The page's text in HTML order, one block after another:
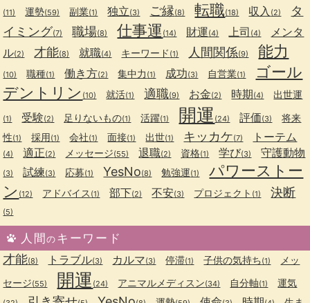
(11) 運勢(59) 副業(1) 独立(3) ご縁(8) 転職(18) 収入 (2)
タ
イミング(7) 職場(8) 仕事運 (14) 財運(4) 上司 (4)
メンタ
ル(2) 才能(8) 就職(4) キーワード (1) 人間関係(9) 能力
(10) 職種(1) 働き方(2) 集中力 (1) 成功(3) 自営業(1)
ゴール
デントリン (10) 就活(1) 適職(9) お金(2) 時期(4) 出世運
(1) 受験(2) 足りないもの(1) 活躍(1) 開運 (24) 評価(3)
将来
性(1) 採用(1) 会社(1) 面接(1) 出世(1) キッカケ(7) トーテム
(4) 適正(2) メッセージ(55) 退職(2) 資格(1) 学び(3) 守護動物
(3) 試練(3) 応募(1) YesNo(8) 勉強運(1)
パワーストー
ン (12) アドバイス (1) 部下(2) 不安(3) プロジェクト (1) 決断
(5)
人間のキーワード
才能(8) トラブル(3) カルマ(3) 停滞(1) 子供の気持ち(1)
メッ
セージ(55) 開運 (24) アニマルメディスン(34) 自分軸(1) 運気